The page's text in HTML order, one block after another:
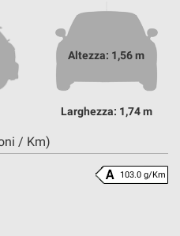
Altezza: 1,56 m
Larghezza: 1,74 m
/ Km)
103.0 g/Km